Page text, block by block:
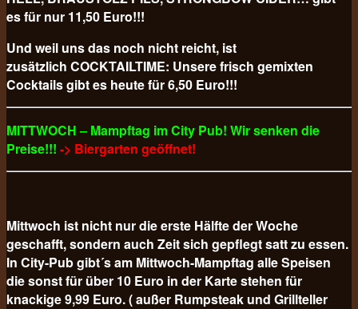
es für nur 11,50 Euro!!!
Und weil uns das noch nicht reicht, ist
zusätzlich COCKTAILTIME: Unsere frisch gemixten
Cocktails gibt es heute für 6,50 Euro!!!
MITTWOCH – Mampftag im City Pub! Wir senken die
Preise!!! -> Biergarten geöffnet!
Mittwoch ist nicht nur die erste Hälfte der Woche
geschafft, sondern auch Zeit sich gepflegt satt zu essen.
In City-Pub gibt´s am Mittwoch-Mampftag alle Speisen
die sonst für über 10 Euro in der Karte stehen für
knackige 9,99 Euro. ( außer Rumpsteak und Grillteller